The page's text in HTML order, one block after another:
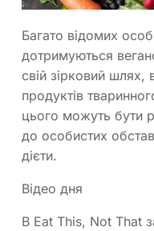
Багато відомих
дотримуються
свій зірковий шлях,
продуктів
цього можуть бути
до особистих
дієти.
Відео дня
В Eat This, Not That